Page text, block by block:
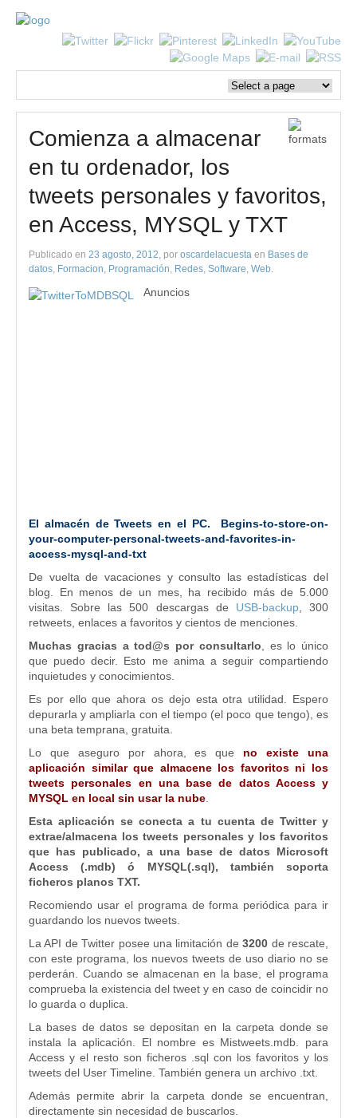
Comienza a almacenar
en tu ordenador, los
tweets personales y favoritos,
en Access, MYSQL y TXT
Publicado en 23 agosto, 2012, por oscardelacuesta en Bases de
datos, Formacion, Programación, Redes, Software, Web.
Anuncios
El almacén de Tweets en el PC. Begins-to-store-on-
your-computer-personal-tweets-and-favorites-in-
access-mysql-and-txt
De vuelta de vacaciones y consulto las estadísticas del
blog. En menos de un mes, ha recibido más de 5.000
visitas. Sobre las 500 descargas de USB-backup, 300
retweets, enlaces a favoritos y cientos de menciones.
Muchas gracias a tod@s por consultarlo , es lo único
que puedo decir. Esto me anima a seguir compartiendo
inquietudes y conocimientos.
Es por ello que ahora os dejo esta otra utilidad. Espero
depurarla y ampliarla con el tiempo (el poco que tengo), es
una beta temprana, gratuita.
Lo que aseguro por ahora, es que no existe una
aplicación similar que almacene los favoritos ni los
tweets personales en una base de datos Access y
MYSQL en local sin usar la nube
Esta aplicación se conecta a tu cuenta de Twitter y
extrae/almacena los tweets personales y los favoritos
que has publicado, a una base de datos Microsoft
Access (.mdb) ó MYSQL(.sql), también soporta
ficheros planos TXT.
Recomiendo usar el programa de forma periódica para ir
guardando los nuevos tweets.
La API de Twitter posee una limitación de3200 de rescate,
con este programa, los nuevos tweets de uso diario no se
perderán. Cuando se almacenan en la base, el programa
comprueba la existencia del tweet y en caso de coincidir no
lo guarda o duplica.
La bases de datos se depositan en la carpeta donde se
instala la aplicación. El nombre es Mistweets.mdb. para
Access y el resto son ficheros .sql con los favoritos y los
tweets del User Timeline. También genera un archivo .txt.
Además permite abrir la carpeta donde se encuentran,
directamente sin necesidad de buscarlos.